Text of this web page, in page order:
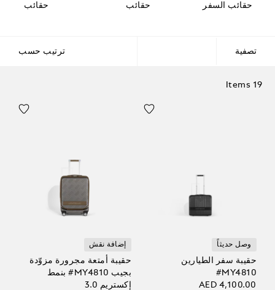
حقائب السفر حقائب حقائب
تصفية ترتيب حسب
19 Items
وصل حديثاً
حقيبة سفر الطيارين
‎#MY4810
AED 4,100.00
إضافة نقش
حقيبة أمتعة مجرورة مزوّدة
بجيب ‎#MY4810 بنمط
إكستريم 3.0